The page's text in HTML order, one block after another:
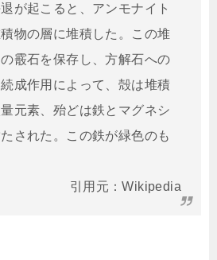
が起こると、アンモナイト
物の層に堆積した。この堆
霰石を保存し、方解石への
成作用によって、殻は堆積
元素、殆どは鉄とマグネシ
された。この鉄が緑色のも
引用元：Wikipedia